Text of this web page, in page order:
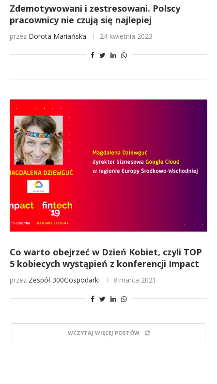
Zdemotywowani i zestresowani. Polscy
pracownicy nie czują się najlepiej
przez Dorota Mariańska 24 kwietnia 2023
Co warto obejrzeć w Dzień Kobiet, czyli TOP
5 kobiecych wystąpień z konferencji Impact
przez Zespół 300Gospodarki 8 marca 2021
WCZYTAJ WIĘCEJ POSTÓW